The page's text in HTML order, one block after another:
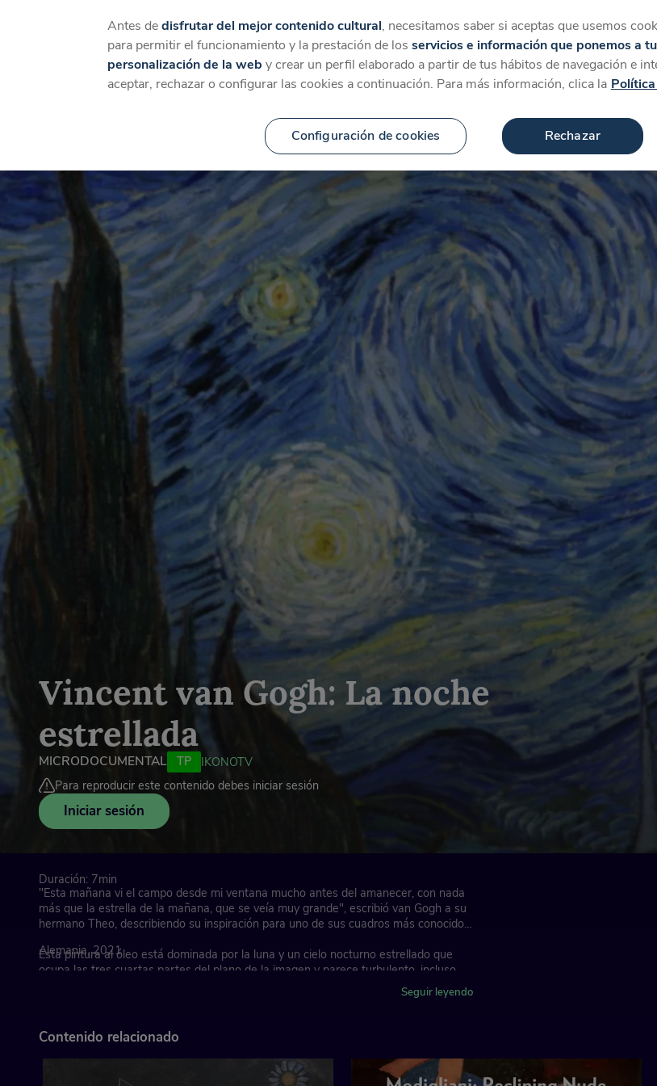
Catálogo Temáticas Categorías Favoritos Más
Vincent van Gogh: La noche
estrellada
MICRODOCUMENTAL TP
IKONOTV
Para reproducir este contenido debes iniciar sesión
Iniciar sesión
Duración: 7min
"Esta mañana vi el campo desde mi ventana mucho antes del amanecer, con nada
más que la estrella de la mañana, que se veía muy grande", escribió van Gogh a su
hermano Theo, describiendo su inspiración para uno de sus cuadros más conocidos.
Esta pintura al óleo está dominada por la luna y un cielo nocturno estrellado que
ocupa las tres cuartas partes del plano de la imagen y parece turbulento, incluso
agitado, con patrones de remolinos intensos que parecen rodar por su superficie
como olas. Está salpicado de esferas brillantes rodeadas de círculos concéntricos
Esta obra maestra se encuentra en el MoMA (Museo de Arte Moderno) en
Manhattan, Nueva York.
Alemania, 2021
Seguir leyendo
Contenido relacionado
Antes dedisfrutar del mejor contenido cultural, necesitamos saber si aceptas que usemos
para permitir el funcionamiento y la prestación de los servicios e información que ponemos a
personalización de la web y crear un perfil elaborado a partir de tus hábitos de navegación e
aceptar, rechazar o configurar las cookies a continuación. Para más información, clica la
Configuración de cookies Rechazar